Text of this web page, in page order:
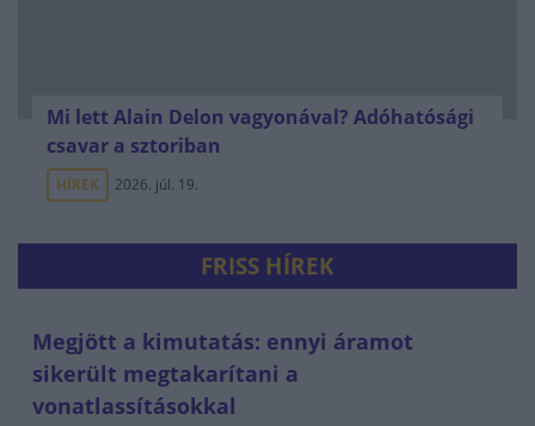
Mi lett Alain Delon vagyonával? Adóhatósági
csavar a sztoriban
HÍREK 2026. júl. 19.
FRISS HÍREK
Megjött a kimutatás: ennyi áramot
sikerült megtakarítani a
vonatlassításokkal